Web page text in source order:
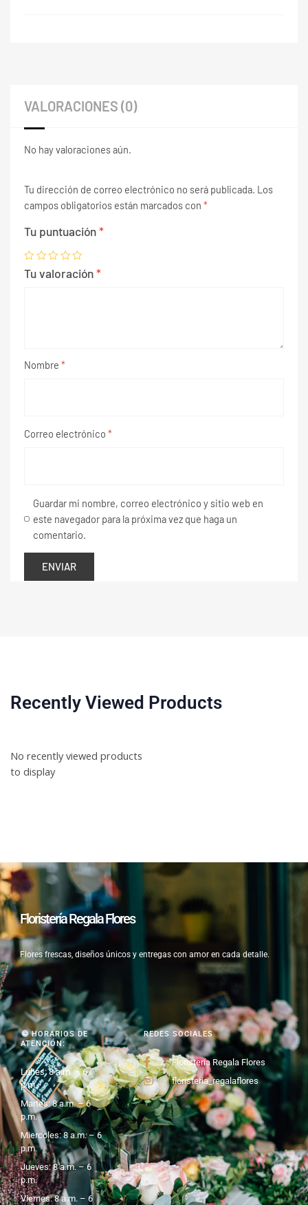
VALORACIONES (0)
No hay valoraciones aún.
Tu dirección de correo electrónico no será publicada. Los
campos obligatorios están marcados con *
Tu puntuación*
Tu valoración*
Nombre *
Correo electrónico *
Guardar mi nombre, correo electrónico y sitio web en
este navegador para la próxima vez que haga un
comentario.
Recently Viewed Products
No recently viewed products
to display
REDES SOCIALES
Floristería Regala Flores
floristeria_regalaflores
HORARIOS DE
ATENCIÓN:
Lunes: 8 a.m. – 6
p.m.
Martes: 8 a.m. – 6
p.m.
Miercoles: 8 a.m. – 6
p.m.
Jueves: 8 a.m. – 6
p.m.
Viernes: 8 a.m. – 6
Floristería Regala Flores
Flores frescas, diseños únicos y entregas con amor en cada detalle.